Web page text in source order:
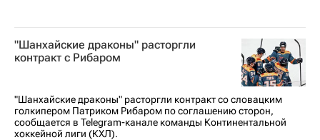
"Шанхайские драконы" расторгли
контракт с Рибаром
"Шанхайские драконы" расторгли контракт со словацким
голкипером Патриком Рибаром по соглашению сторон,
сообщается в Telegram-канале команды Континентальной
хоккейной лиги (КХЛ).